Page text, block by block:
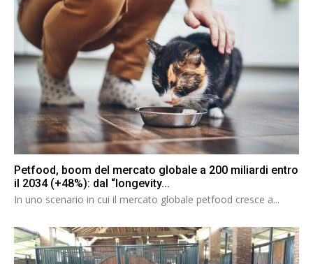
Petfood, boom del mercato globale a 200 miliardi entro
il 2034 (+48%): dal “longevity...
In uno scenario in cui il mercato globale petfood cresce a...